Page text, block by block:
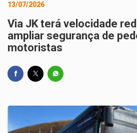
13/07/2026
Via JK terá velocidade
ampliar segurança de
motoristas